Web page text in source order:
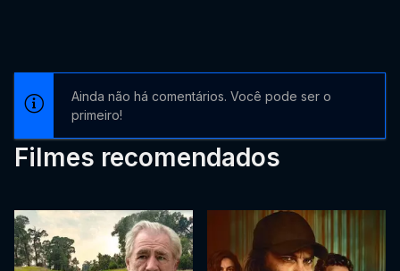
Ainda não há comentários. Você pode ser o
primeiro!
Filmes recomendados